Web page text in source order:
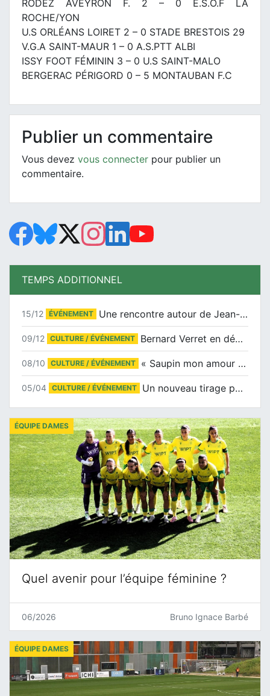
RODEZ AVEYRON F. 2 – 0 E.S.O.F LA
ROCHE/YON
U.S ORLÉANS LOIRET 2 – 0 STADE BRESTOIS 29
V.G.A SAINT-MAUR 1 – 0 A.S.PTT ALBI
ISSY FOOT FÉMININ 3 – 0 U.S SAINT-MALO
BERGERAC PÉRIGORD 0 – 5 MONTAUBAN F.C
Publier un commentaire
Vous devez vous connecter pour publier un
commentaire.
TEMPS ADDITIONNEL
15/12 ÉVÉNEMENT Une rencontre autour de Jean-Claude Suaudeau
09/12 CULTURE / ÉVÉNEMENT Bernard Verret en dédicaces le samedi 13 décembre à l’Espace Culturel Atlantis
08/10 CULTURE / ÉVÉNEMENT « Saupin mon amour » au salon du livre de Trentemoult
05/04 CULTURE / ÉVÉNEMENT Un nouveau tirage pour le Docu-BD
Quel avenir pour l’équipe féminine ?
ÉQUIPE DAMES
06/2026 Bruno Ignace Barbé
ÉQUIPE DAMES